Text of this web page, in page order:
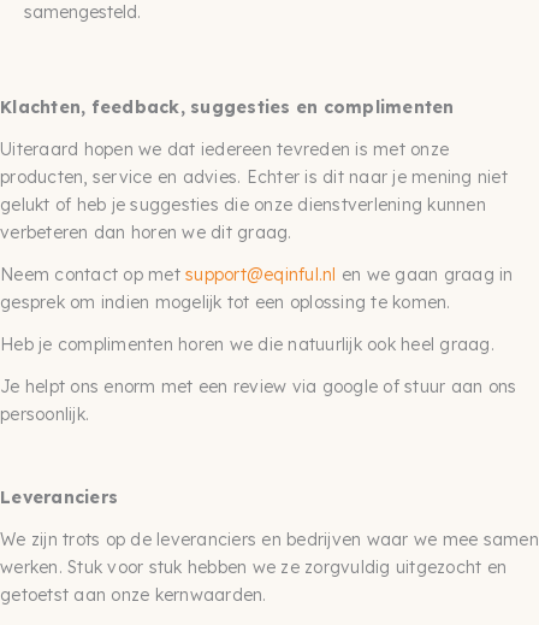
samengesteld.
Klachten, feedback, suggesties en complimenten
Uiteraard hopen we dat iedereen tevreden is met onze
producten, service en advies. Echter is dit naar je mening niet
gelukt of heb je suggesties die onze dienstverlening kunnen
verbeteren dan horen we dit graag.
Neem contact op met support@eqinful.nl en we gaan graag in
gesprek om indien mogelijk tot een oplossing te komen.
Heb je complimenten horen we die natuurlijk ook heel graag.
Je helpt ons enorm met een review via google of stuur aan ons
persoonlijk.
Leveranciers
We zijn trots op de leveranciers en bedrijven waar we mee samen
werken. Stuk voor stuk hebben we ze zorgvuldig uitgezocht en
getoetst aan onze kernwaarden.